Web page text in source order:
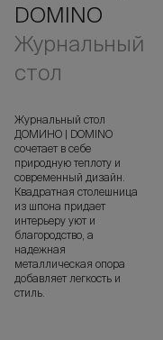
DOMINO
Журнальный
стол
Журнальный стол
ДОМИНО | DOMINO
сочетает в себе
природную теплоту и
современный дизайн.
Квадратная столешница
из шпона придает
интерьеру уют и
благородство, а
надежная
металлическая опора
добавляет легкость и
стиль.